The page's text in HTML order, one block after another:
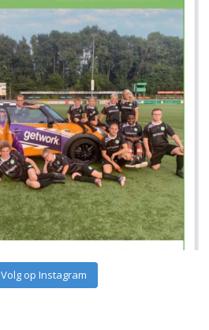
Volg op Instagram